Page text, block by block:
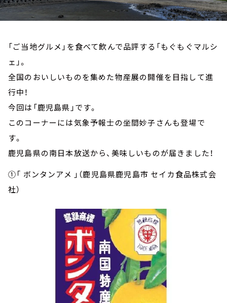
「ご当地グルメ」を食べて飲んで品評する「もぐもぐマルシ
ェ」。
全国のおいしいものを集めた物産展の開催を目指して進
行中！
今回は「鹿児島県」です。
このコーナーには気象予報士の坐間妙子さんも登場で
す。
鹿児島県の南日本放送から、美味しいものが届きました！
①「 ボンタンアメ 」（鹿児島県鹿児島市 セイカ食品株式会
社）